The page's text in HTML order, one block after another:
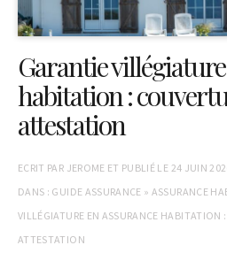
Garantie
habitation :
attestation
ECRIT PAR JEROME ET PUBLIÉ LE 24 JUIN
DANS : GUIDE ASSURANCE » ASSURANCE
VILLÉGIATURE EN ASSURANCE HABITATION :
ATTESTATION